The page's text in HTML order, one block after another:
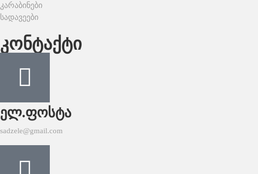
კარაბინები
სადავეები
კონტაქტი
ელ.ფოსტა
sadzele@gmail.com